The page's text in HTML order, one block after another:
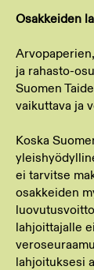
Osakkeiden
ja rahasto-
Suomen
vaikuttava ja
Koska
ei tarvitse
osakkeiden
lahjoittajalle
lahjoituksesi